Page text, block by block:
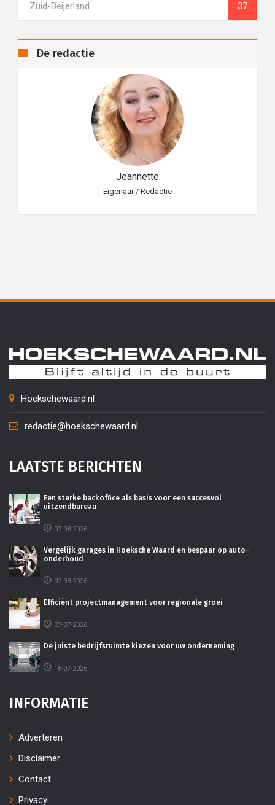
Zuid-Beijerland 37
De redactie
Jeannette
Eigenaar / Redactie
Hoekschewaard.nl
redactie@hoekschewaard.nl
LAATSTE BERICHTEN
Een sterke backoffice als basis voor een succesvol
uitzendbureau
07-08-2026
Vergelijk garages in Hoeksche Waard en bespaar op auto-
onderhoud
07-08-2026
Efficiënt projectmanagement voor regionale groei
27-07-2026
De juiste bedrijfsruimte kiezen voor uw onderneming
16-07-2026
INFORMATIE
Adverteren
Disclaimer
Contact
Privacy